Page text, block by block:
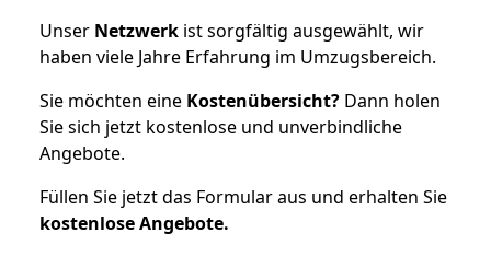
Unser Netzwerk ist sorgfältig ausgewählt, wir
haben viele Jahre Erfahrung im Umzugsbereich.
Sie möchten eine Kostenübersicht? Dann holen
Sie sich jetzt kostenlose und unverbindliche
Angebote.
Füllen Sie jetzt das Formular aus und erhalten Sie
kostenloseAngebote.